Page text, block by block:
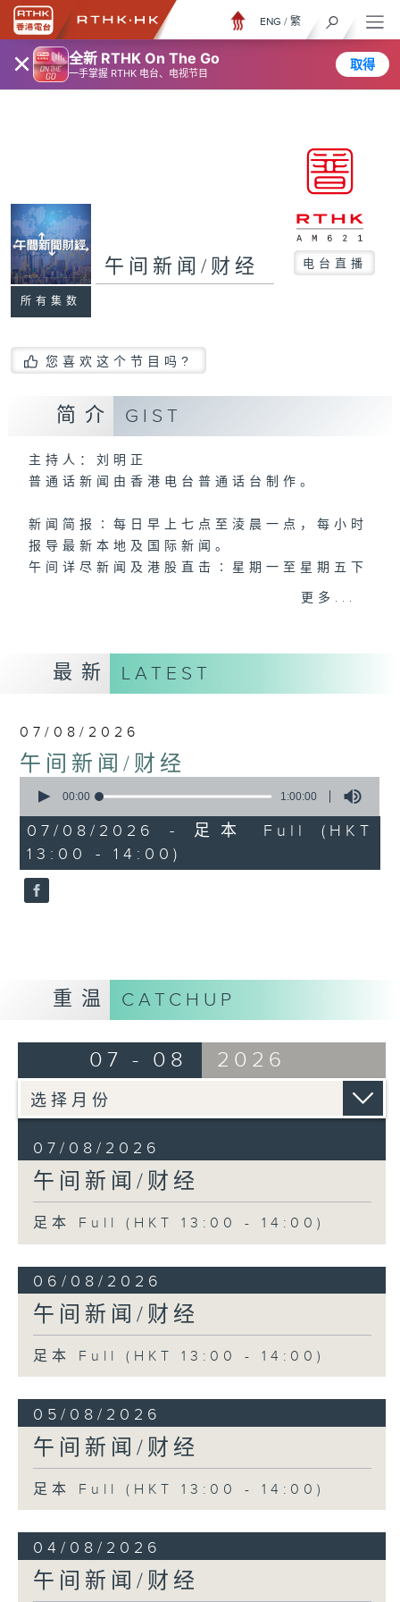
× 全新 RTHK On The Go
一手掌握 RTHK 电台、电视节目
取得
ENG / 繁
所有集数
午间新闻/财经 电台直播
您喜欢这个节目吗?
简介 GIST
主持人：刘明正
普通话新闻由香港电台普通话台制作。
新闻简报∶每日早上七点至淩晨一点，每小时
报导最新本地及国际新闻。
午间详尽新闻及港股直击∶星期一至星期五下
更多...
最新 LATEST
07/08/2026
午间新闻/财经
seconds
1
hour,
0
seconds
00:00 1:00:00
07/08/2026 - 足本 Full (HKT
13:00 - 14:00)
重温 CATCHUP
07 - 08 2026
07/08/2026
午间新闻/财经
足本 Full (HKT 13:00 - 14:00)
06/08/2026
午间新闻/财经
足本 Full (HKT 13:00 - 14:00)
05/08/2026
午间新闻/财经
足本 Full (HKT 13:00 - 14:00)
04/08/2026
午间新闻/财经